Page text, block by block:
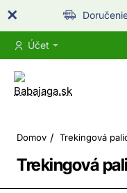
Účet
Trekingová
Domov homeTrekingová